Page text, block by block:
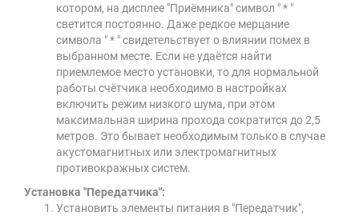
котором, на дисплее "Приёмника" символ " * "
светится постоянно. Даже редкое мерцание
символа " * " свидетельствует о влиянии помех в
выбранном месте. Если не удаётся найти
приемлемое место установки, то для нормальной
работы счётчика необходимо в настройках
включить режим низкого шума, при этом
максимальная ширина прохода сократится до 2,5
метров. Это бывает необходимым только в случае
акустомагнитных или электромагнитных
противокражных систем.
Установка "Передатчика":
Установить элементы питания в "Передатчик",